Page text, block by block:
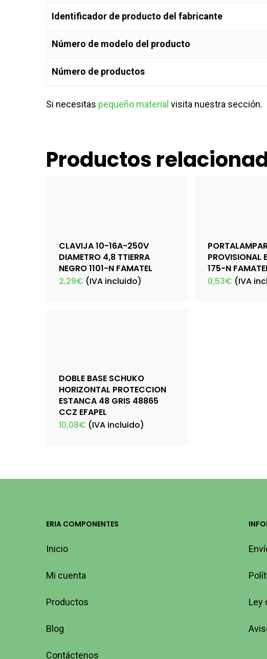
Identificador de producto del fabricante
Número de modelo del producto
Número de productos
Si necesitas pequeño material visita nuestra sección.
Productos
CLAVIJA 10-16A-250V
DIAMETRO 4,8 TTIERRA
NEGRO 1101-N FAMATEL
2,29€ (IVA incluido)
PROVISIONAL
175-N
0,53€ (IVA
DOBLE BASE SCHUKO
HORIZONTAL PROTECCION
ESTANCA 48 GRIS 48865
CCZ EFAPEL
10,08€ (IVA incluido)
ERIA COMPONENTES
Inicio
Mi cuenta
Productos
Blog
Contáctenos
Ley